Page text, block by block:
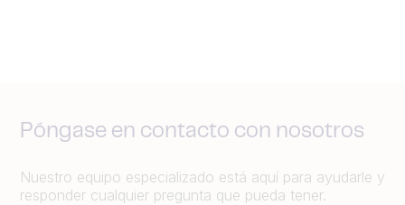
Póngase en contacto con nosotros
Nuestro equipo especializado está aquí para ayudarle y
responder cualquier pregunta que pueda tener.